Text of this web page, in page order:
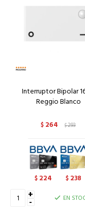
Interruptor Bipolar
Reggio Blanco
$ 264 $293
$ 224 $ 238
+
- EN